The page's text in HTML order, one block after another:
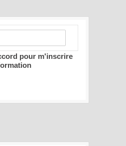
pour m'inscrire